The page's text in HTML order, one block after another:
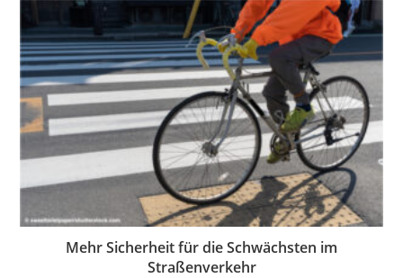
Mehr Sicherheit für die Schwächsten im
Straßenverkehr